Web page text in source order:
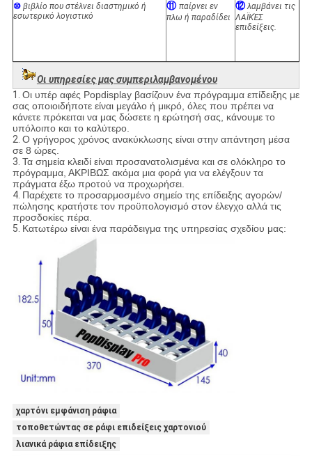
⑩ βιβλίο που στέλνει διαστημικό ή
εσωτερικό λογιστικό
⑪ παίρνει εν
πλω ή παραδίδει
⑫ λαμβάνει τις
ΛΑΪΚΈΣ
επιδείξεις.
Οι υπηρεσίες μας συμπεριλαμβανομένου
1. Οι υπέρ αφές Popdisplay βασίζουν ένα πρόγραμμα επίδειξης με
σας οποιοιδήποτε είναι μεγάλο ή μικρό, όλες που πρέπει να
κάνετε πρόκειται να μας δώσετε η ερώτησή σας, κάνουμε το
υπόλοιπο και το καλύτερο.
2. Ο γρήγορος χρόνος ανακύκλωσης είναι στην απάντηση μέσα
σε 8 ώρες.
3. Τα σημεία κλειδί είναι προσανατολισμένα και σε ολόκληρο το
πρόγραμμα, ΑΚΡΙΒΩΣ ακόμα μια φορά για να ελέγξουν τα
πράγματα έξω προτού να προχωρήσει.
4. Παρέχετε το προσαρμοσμένο σημείο της επίδειξης αγορών/
πώλησης κρατήστε τον προϋπολογισμό στον έλεγχο αλλά τις
προσδοκίες πέρα.
5. Κατωτέρω είναι ένα παράδειγμα της υπηρεσίας σχεδίου μας:
χαρτόνι εμφάνιση ράφια
τοποθετώντας σε ράφι επιδείξεις χαρτονιού
λιανικά ράφια επίδειξης